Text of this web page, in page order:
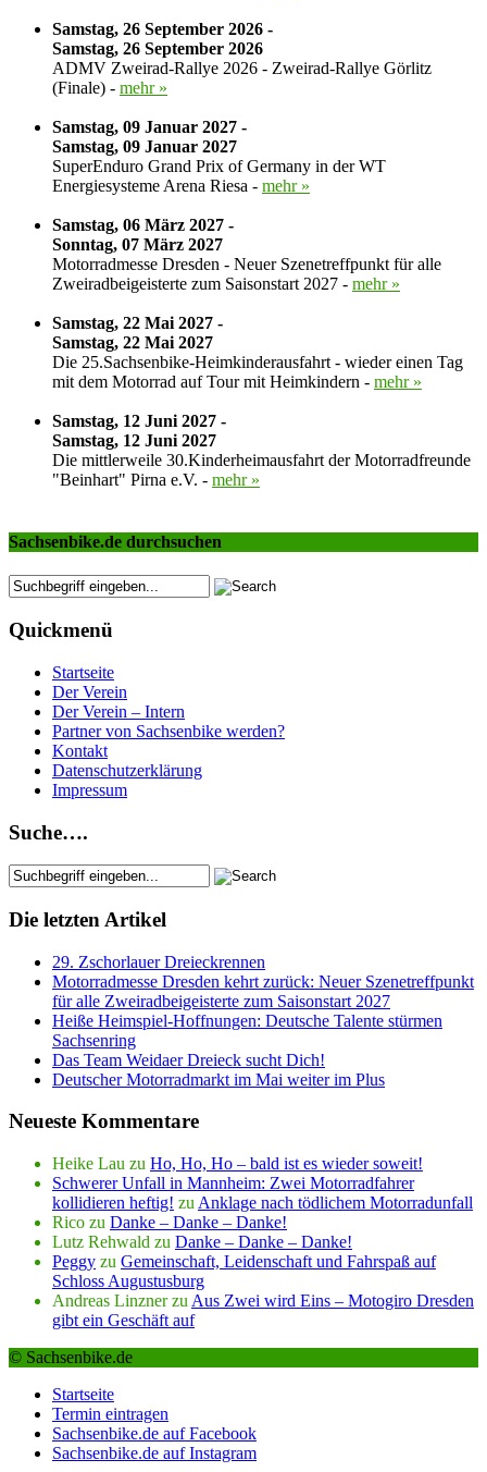
Samstag, 26 September 2026 -
Samstag, 26 September 2026
ADMV Zweirad-Rallye 2026 - Zweirad-Rallye Görlitz
(Finale) - mehr »
Samstag, 09 Januar 2027 -
Samstag, 09 Januar 2027
SuperEnduro Grand Prix of Germany in der WT
Energiesysteme Arena Riesa - mehr »
Samstag, 06 März 2027 -
Sonntag, 07 März 2027
Motorradmesse Dresden - Neuer Szenetreffpunkt für alle
Zweiradbeigeisterte zum Saisonstart 2027 - mehr »
Samstag, 22 Mai 2027 -
Samstag, 22 Mai 2027
Die 25.Sachsenbike-Heimkinderausfahrt - wieder einen Tag
mit dem Motorrad auf Tour mit Heimkindern - mehr »
Samstag, 12 Juni 2027 -
Samstag, 12 Juni 2027
Die mittlerweile 30.Kinderheimausfahrt der Motorradfreunde
"Beinhart" Pirna e.V. - mehr »
Sachsenbike.de durchsuchen
Quickmenü
Startseite
Der Verein
Der Verein – Intern
Partner von Sachsenbike werden?
Kontakt
Datenschutzerklärung
Impressum
Suche….
Die letzten Artikel
29. Zschorlauer Dreieckrennen
Motorradmesse Dresden kehrt zurück: Neuer Szenetreffpunkt
für alle Zweiradbeigeisterte zum Saisonstart 2027
Heiße Heimspiel-Hoffnungen: Deutsche Talente stürmen
Sachsenring
Das Team Weidaer Dreieck sucht Dich!
Deutscher Motorradmarkt im Mai weiter im Plus
Neueste Kommentare
Heike Lau zu Ho, Ho, Ho – bald ist es wieder soweit!
Schwerer Unfall in Mannheim: Zwei Motorradfahrer
kollidieren heftig! zu Anklage nach tödlichem Motorradunfall
Rico zu Danke – Danke – Danke!
Lutz Rehwald zu Danke – Danke – Danke!
Peggy zu Gemeinschaft, Leidenschaft und Fahrspaß auf
Schloss Augustusburg
Andreas Linznerzu Aus Zwei wird Eins – Motogiro Dresden
gibt ein Geschäft auf
© Sachsenbike.de
Startseite
Termin eintragen
Sachsenbike.de auf Facebook
Sachsenbike.de auf Instagram